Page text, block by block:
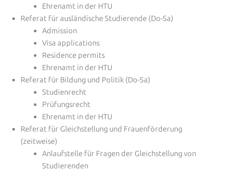
Ehrenamt in der HTU
Referat für ausländische Studierende (Do-Sa)
Admission
Visa applications
Residence permits
Ehrenamt in der HTU
Referat für Bildung und Politik (Do-Sa)
Studienrecht
Prüfungsrecht
Ehrenamt in der HTU
Referat für Gleichstellung und Frauenförderung
(zeitweise)
Anlaufstelle für Fragen der Gleichstellung von
Studierenden